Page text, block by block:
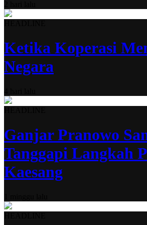
Ketika Koperasi
Negara
Ganjar Pranowo
Tanggapi Langkah
Kaesang